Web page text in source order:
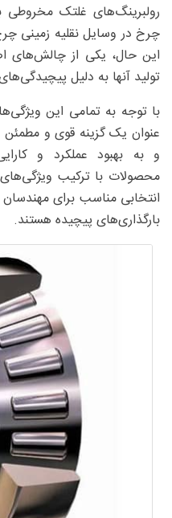
رولبرینگ‌های غلتک مخروطی
چرخ در وسایل نقلیه زمینی
این حال، یکی از چالش‌های
تولید آنها به دلیل
با توجه به تمامی این
عنوان یک گزینه قوی و
و به بهبود عملکرد و
محصولات با ترکیب
انتخابی مناسب برای
بارگذاری‌های پیچیده هستند.